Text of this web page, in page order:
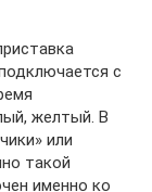
с
желтый. В
или
такой
именно ко